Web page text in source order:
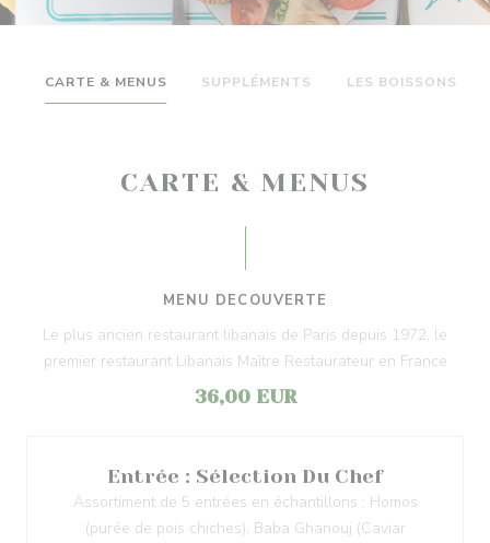
CARTE & MENUS SUPPLÉMENTS LES BOISSONS
CARTE & MENUS
MENU DECOUVERTE
Le plus ancien restaurant libanais de Paris depuis 1972, le
premier restaurant Libanais Maître Restaurateur en France
36,00 EUR
Entrée : Sélection Du Chef
Assortiment de 5 entrées en échantillons : Homos
(purée de pois chiches), Baba Ghanouj (Caviar